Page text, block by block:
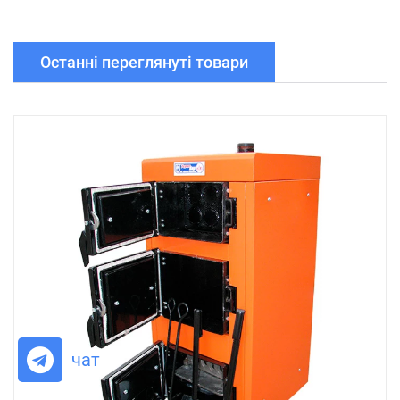
чат
Останні переглянуті товари